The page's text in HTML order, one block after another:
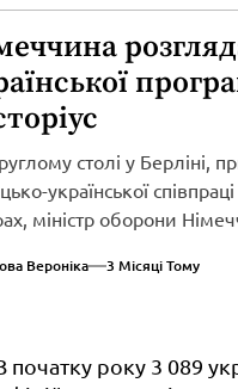
столі у Берліні,
української
міністр оборони
Вероніка 3 Місяці Тому
початку року 3 089